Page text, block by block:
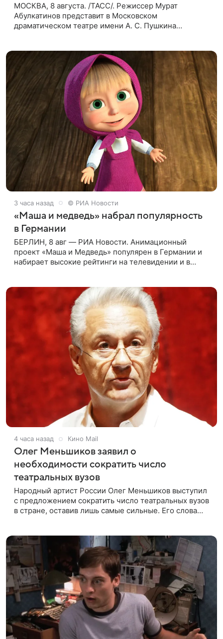
МОСКВА, 8 августа. /ТАСС/. Режиссер Мурат
Абулкатинов представит в Московском
драматическом театре имени А. С. Пушкина
3 часа назад © РИА Новости
«Маша и медведь» набрал популярность
в Германии
БЕРЛИН, 8 авг — РИА Новости. Анимационный
проект «Маша и Медведь» популярен в Германии и
набирает высокие рейтинги на телевидении и в
4 часа назад Кино Mail
Олег Меньшиков заявил о
необходимости сократить число
театральных вузов
Народный артист России Олег Меньшиков выступил
с предложением сократить число театральных вузов
в стране, оставив лишь самые сильные. Его слова